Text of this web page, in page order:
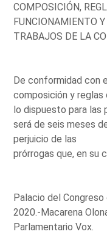
COMPOSICIÓN,
FUNCIONAMIENTO
TRABAJOS DE LA
De conformidad con
composición y reglas
lo dispuesto para las
será de seis meses
perjuicio de las
prórrogas que, en su
Palacio del
2020.-Macarena
Parlamentario Vox.